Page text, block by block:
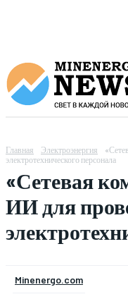
Главная Электроэнергия
электротехнического персонала
«Сетевая
ИИ для
Minenergo.com